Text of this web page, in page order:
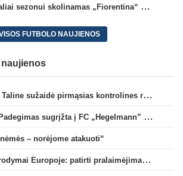
F. Mastanuono oficialiai sezonui skolinamas „Fiorentina“ ekipai
FUTBOLO NAUJIENOS
Vaikinų U15 rinktinė Taline sužaidė pirmąsias kontrolines rungtynes
Kristupas–Algirdas Padegimas sugrįžta į FC „Hegelmann” B sudėtį
– norėjome atakuoti“
Lietuvos klubų pasirodymai Europoje: patirti pralaimėjimai Kroatijos atstovams